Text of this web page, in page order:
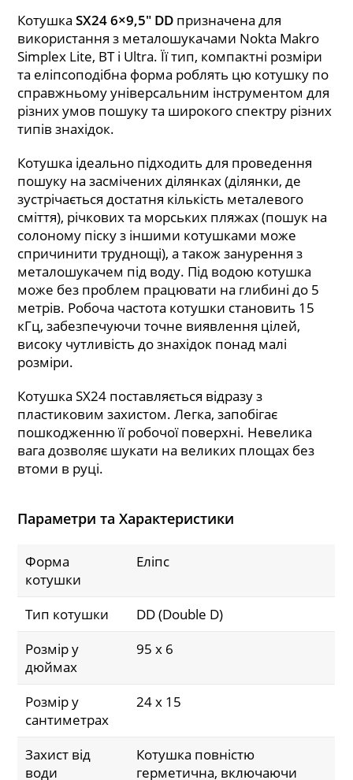
КотушкаSX24 6×9,5″ DD призначена для
використання з металошукачами Nokta Makro
Simplex Lite, BT і Ultra. Її тип, компактні розміри
та еліпсоподібна форма роблять цю котушку по
справжньому універсальним інструментом для
різних умов пошуку та широкого спектру різних
типів знахідок.
Котушка ідеально підходить для проведення
пошуку на засмічених ділянках (ділянки, де
зустрічається достатня кількість металевого
сміття), річкових та морських пляжах (пошук на
солоному піску з іншими котушками може
спричинити труднощі), а також занурення з
металошукачем під воду. Під водою котушка
може без проблем працювати на глибині до 5
метрів. Робоча частота котушки становить 15
кГц, забезпечуючи точне виявлення цілей,
високу чутливість до знахідок понад малі
розміри.
Котушка SX24 поставляється відразу з
пластиковим захистом. Легка, запобігає
пошкодженню її робочої поверхні. Невелика
вага дозволяє шукати на великих площах без
втоми в руці.
Параметри та Характеристики
Форма
котушки
Еліпс
Тип котушки
DD (Double D)
Розмір у
дюймах
95 x 6
Розмір у
сантиметрах
24 x 15
Захист від
води
Котушка повністю
герметична, включаючи